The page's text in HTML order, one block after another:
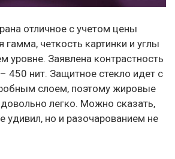
отличное с учетом цены
гамма, четкость картинки и углы
уровне. Заявлена контрастность
450 нит. Защитное стекло идет с
слоем, поэтому жировые
легко. Можно сказать,
удивил, но и разочарованием не